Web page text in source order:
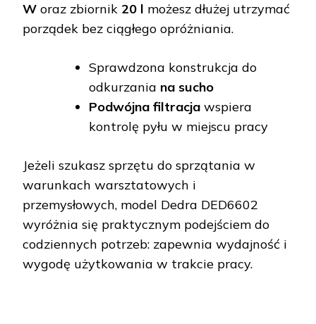
W oraz zbiornik 20 l możesz dłużej utrzymać
porządek bez ciągłego opróżniania.
Sprawdzona konstrukcja do
odkurzania na sucho
Podwójna filtracja wspiera
kontrolę pyłu w miejscu pracy
Jeżeli szukasz sprzętu do sprzątania w
warunkach warsztatowych i
przemysłowych, model Dedra DED6602
wyróżnia się praktycznym podejściem do
codziennych potrzeb: zapewnia wydajność i
wygodę użytkowania w trakcie pracy.